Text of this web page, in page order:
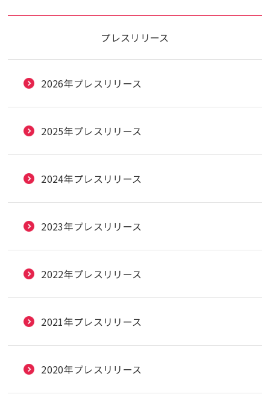
プレスリリース
2026年プレスリリース
2025年プレスリリース
2024年プレスリリース
2023年プレスリリース
2022年プレスリリース
2021年プレスリリース
2020年プレスリリース